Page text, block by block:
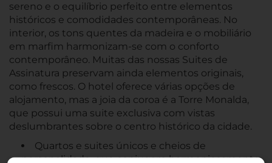
sereno e o equilíbrio perfeito entre elementos
históricos e comodidades contemporâneas. No
interior, os tons quentes da madeira e o mobiliário
em marfim harmonizam-se com o conforto
contemporâneo. Muitas das nossas Suites de
Assinatura preservam ainda elementos originais,
como frescos. O hotel oferece várias opções de
alojamento, mas a joia da coroa é a Torre Monalda,
que possui uma suite exclusiva com vistas
deslumbrantes sobre o centro histórico da cidade.
Quartos e suites únicos e cheios de
personalidade, que conjugam harmoniosamente